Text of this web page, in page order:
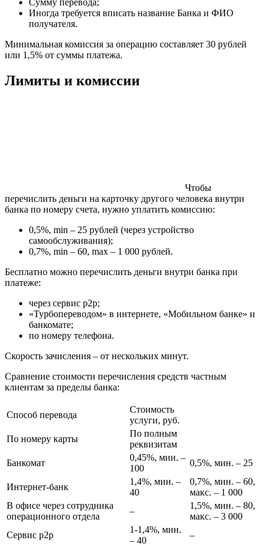
Иногда требуется вписать название Банка и ФИО
получателя.
Минимальная комиссия за операцию составляет 30 рублей
или 1,5% от суммы платежа.
Лимиты и комиссии
Чтобы
перечислить деньги на карточку другого человека внутри
банка по номеру счета, нужно уплатить комиссию:
0,5%, min – 25 рублей (через устройство
самообслуживания);
0,7%, min – 60, max – 1 000 рублей.
Бесплатно можно перечислить деньги внутри банка при
платеже:
через сервис р2р;
«Турбопереводом» в интернете, «Мобильном банке» и
банкомате;
по номеру телефона.
Скорость зачисления – от нескольких минут.
Сравнение стоимости перечисления средств частным
клиентам за пределы банка:
Способ перевода
Стоимость
услуги, руб.
По номеру карты
По полным
реквизитам
Банкомат
0,45%, мин. –
100
0,5%, мин. – 25
Интернет-банк
1,4%, мин. –
40
0,7%, мин. – 60,
макс. – 1 000
В офисе через сотрудника
операционного отдела
–
1,5%, мин. – 80,
макс. – 3 000
Сервис р2р
1-1,4%, мин.
– 40
–